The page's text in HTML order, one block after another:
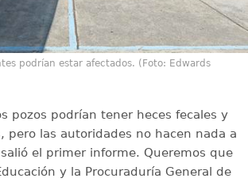
podrían estar afectados. (Foto: Edwards
pozos podrían tener heces fecales y
pero las autoridades no hacen nada a
el primer informe. Queremos que
y la Procuraduría General de